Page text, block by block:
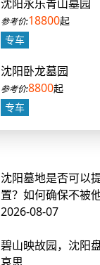
沈阳永乐青山墓园
18800起
专车
沈阳卧龙墓园
8800起
专车
沈阳墓地是否可以
置？如何确保不被
2026-08-07
碧山映故园，沈阳
哀思